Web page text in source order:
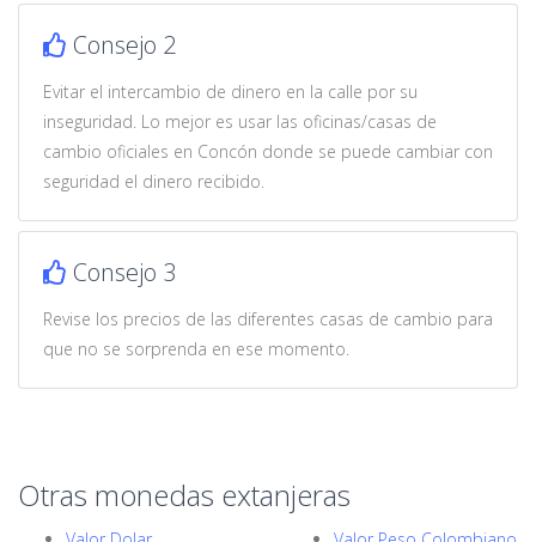
Consejo 2
Evitar el intercambio de dinero en la calle por su
inseguridad. Lo mejor es usar las oficinas/casas de
cambio oficiales en Concón donde se puede cambiar con
seguridad el dinero recibido.
Consejo 3
Revise los precios de las diferentes casas de cambio para
que no se sorprenda en ese momento.
Otras monedas extanjeras